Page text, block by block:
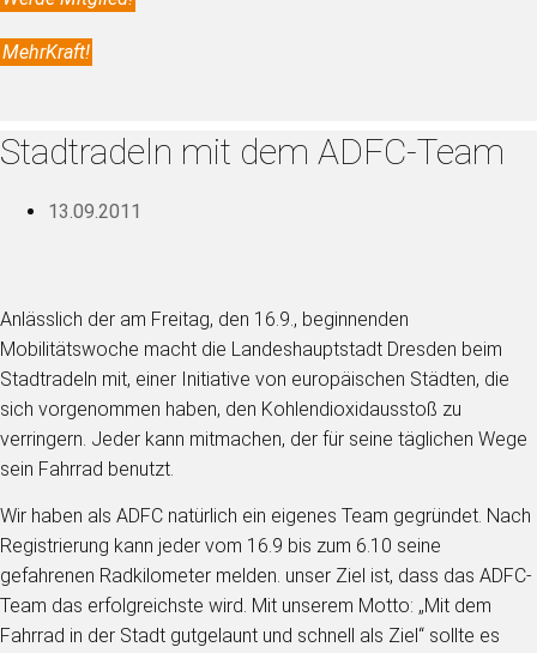
MehrKraft!
Stadtradeln mit dem ADFC-Team
13.09.2011
Anlässlich der am Freitag, den 16.9., beginnenden
Mobilitätswoche macht die Landeshauptstadt Dresden beim
Stadtradeln mit, einer Initiative von europäischen Städten, die
sich vorgenommen haben, den Kohlendioxidausstoß zu
verringern. Jeder kann mitmachen, der für seine täglichen Wege
sein Fahrrad benutzt.
Wir haben als ADFC natürlich ein eigenes Team gegründet. Nach
Registrierung kann jeder vom 16.9 bis zum 6.10 seine
gefahrenen Radkilometer melden. unser Ziel ist, dass das ADFC-
Team das erfolgreichste wird. Mit unserem Motto: „Mit dem
Fahrrad in der Stadt gutgelaunt und schnell als Ziel“ sollte es